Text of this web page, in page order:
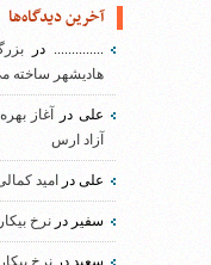
آخرین دیدگاه‌ها
..............در
هادیشهر ساخته
علیدر
آغاز
آزاد ارس
علی در امید
سفیر در نرخ
سعید در نرخ